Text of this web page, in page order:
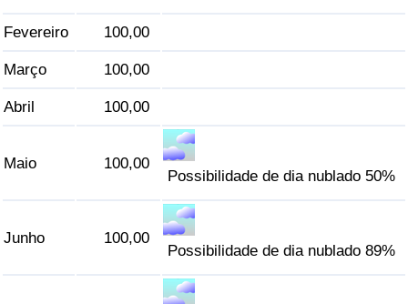
Fevereiro 100,00
Março 100,00
Abril 100,00
Maio 100,00
Possibilidade de dia nublado 50%
Junho 100,00
Possibilidade de dia nublado 89%
Indicador de Poluição (Atual)
Índice de poluição
Indicador de Poluição por País
Trânsito